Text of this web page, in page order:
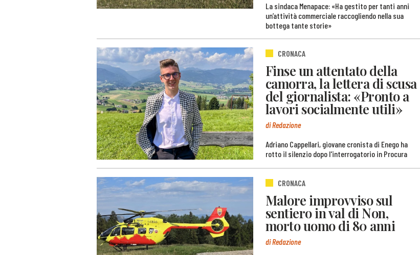
La sindaca Menapace: «Ha gestito per tanti anni
un’attività commerciale raccogliendo nella sua
bottega tante storie»
CRONACA
Finse un attentato della
camorra, la lettera di scusa
del giornalista: «Pronto a
lavori socialmente utili»
di Redazione
Adriano Cappellari, giovane cronista di Enego ha
rotto il silenzio dopo l'interrogatorio in Procura
CRONACA
Malore improvviso sul
sentiero in val di Non,
morto uomo di 80 anni
di Redazione